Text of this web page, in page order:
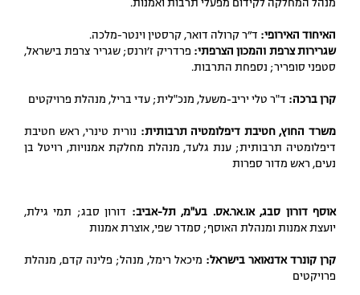
מנהל המחלקה לקידום מפעלי תרבות ואמנות.
האיחוד האירופי: ד״ר קרולה דואר, קרסטין וינטר-מלכה.
שגרירות צרפת והמכון הצרפתי: פרדריק ז׳ורנס; שגריר צרפת בישראל,
סטפני סופריר; נספחת התרבות.
קרן ברכה: ד"ר טלי יריב-משעל, מנכ"לית; עדי בריל, מנהלת פרויקטים
משרד החוץ, חטיבת דיפלומטיה תרבותית: נורית טינרי, ראש חטיבת
דיפלומטיה תרבותית; ענת גלעד, מנהלת מחלקת אמנויות, רויטל בן
נעים, ראש מדור ספרות
אוסף דורון סבג, או.אר.אס. בע"מ, תל-אביב: דורון סבג; תמי גילת,
יועצת אמנות ומנהלת האוסף; סמדר שפי, אוצרת אמנות
קרן קונרד אדנאואר בישראל: מיכאל רימל, מנהל; פלינה קדם, מנהלת
פרויקטים